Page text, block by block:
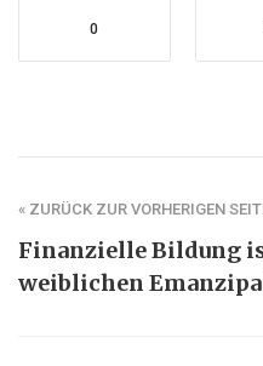
0
« ZURÜCK ZUR VORHERIGEN
Finanzielle Bildung
weiblichen